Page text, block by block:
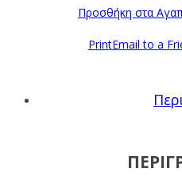
Προσθήκη στα
PrintEmail to a